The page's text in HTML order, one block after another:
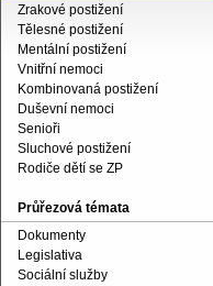
Zrakové postižení
Tělesné postižení
Mentální postižení
Vnitřní nemoci
Kombinovaná postižení
Duševní nemoci
Senioři
Sluchové postižení
Rodiče dětí se ZP
Průřezová témata
Dokumenty
Legislativa
Sociální služby